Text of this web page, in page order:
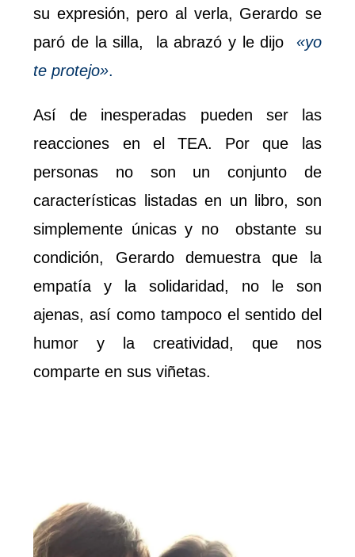
su expresión, pero al verla, Gerardo se
paró de la silla, la abrazó y le dijo «yo
te protejo».
Así de inesperadas pueden ser las
reacciones en el TEA. Por que las
personas no son un conjunto de
características listadas en un libro, son
simplemente únicas y no obstante su
condición, Gerardo demuestra que la
empatía y la solidaridad, no le son
ajenas, así como tampoco el sentido del
humor y la creatividad, que nos
comparte en sus viñetas.